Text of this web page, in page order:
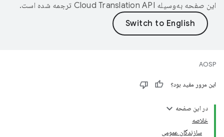
این صفحه به‌وسیله ترجمه شده است.
AOSP
این مرور مفید بود؟
در این صفحه
خلاصه
سازندگان عمومی